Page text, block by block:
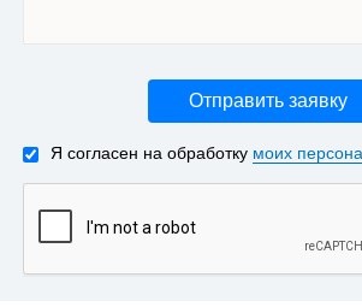
Отправить заявку
Я согласен на обработку моих